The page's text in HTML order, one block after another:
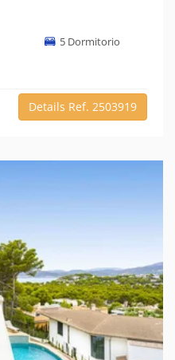
5 Dormitorio
Details Ref. 2503919